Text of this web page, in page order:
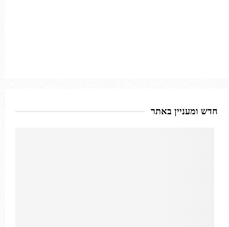
חדש ומעניין באתר